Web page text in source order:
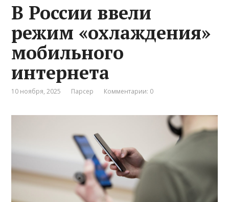
В России ввели
режим «охлаждения»
мобильного
интернета
10 ноября, 2025 Парсер Комментарии: 0